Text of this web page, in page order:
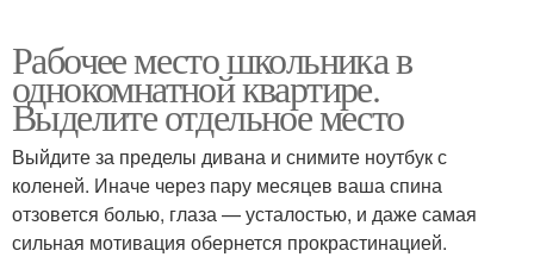
Рабочее место школьника в
однокомнатной квартире.
Выделите отдельное место
Выйдите за пределы дивана и снимите ноутбук с
коленей. Иначе через пару месяцев ваша спина
отзовется болью, глаза — усталостью, и даже самая
сильная мотивация обернется прокрастинацией.